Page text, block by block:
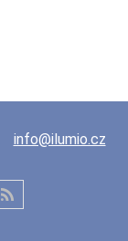
info@ilumio.cz